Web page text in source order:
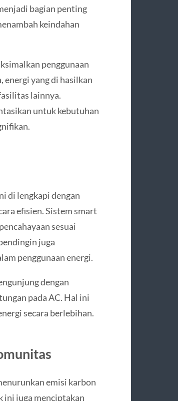
bagian penting
keindahan
penggunaan
energi yang di hasilkan
lainnya.
untuk kebutuhan
di lengkapi dengan
efisien. Sistem smart
sesuai
juga
penggunaan energi.
dengan
pada AC. Hal ini
secara berlebihan.
emisi karbon
ini juga menciptakan